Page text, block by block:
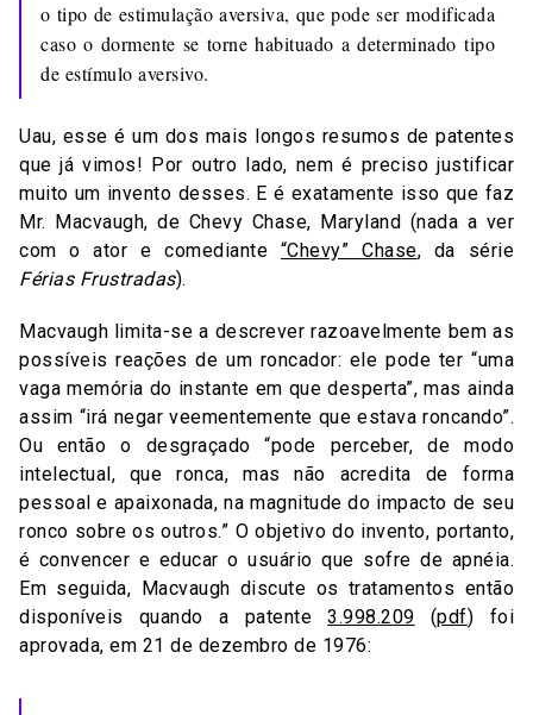
o tipo de estimulação aversiva, que pode ser modificada
caso o dormente se torne habituado a determinado tipo
de estímulo aversivo.
Uau, esse é um dos mais longos resumos de patentes
que já vimos! Por outro lado, nem é preciso justificar
muito um invento desses. E é exatamente isso que faz
Mr. Macvaugh, de Chevy Chase, Maryland (nada a ver
com o ator e comediante “Chevy” Chase, da série
Férias Frustradas).
Macvaugh limita-se a descrever razoavelmente bem as
possíveis reações de um roncador: ele pode ter “uma
vaga memória do instante em que desperta”, mas ainda
assim “irá negar veementemente que estava roncando”.
Ou então o desgraçado “pode perceber, de modo
intelectual, que ronca, mas não acredita de forma
pessoal e apaixonada, na magnitude do impacto de seu
ronco sobre os outros.” O objetivo do invento, portanto,
é convencer e educar o usuário que sofre de apnéia.
Em seguida, Macvaugh discute os tratamentos então
disponíveis quando a patente3.998.209 (pdf) foi
aprovada, em 21 de dezembro de 1976: